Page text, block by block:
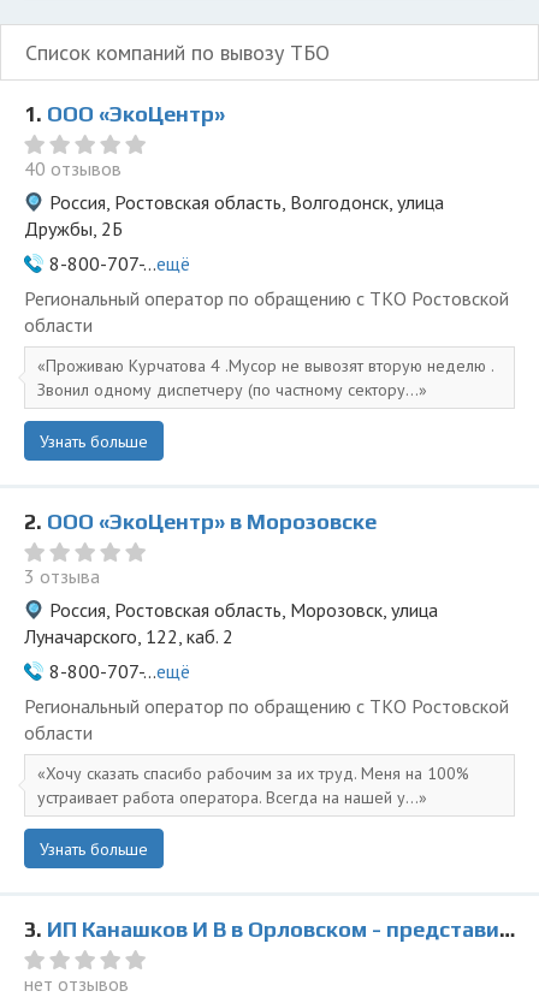
Список компаний по вывозу ТБО
1. ООО «ЭкоЦентр»
40 отзывов
Россия, Ростовская область, Волгодонск, улица
Дружбы, 2Б
8-800-707-...ещё
Региональный оператор по обращению с ТКО Ростовской
области
Проживаю Курчатова 4 .Мусор не вывозят вторую неделю .
Звонил одному диспетчеру (по частному сектору...
Узнать больше
2. ООО «ЭкоЦентр» в Морозовске
3 отзыва
Россия, Ростовская область, Морозовск, улица
Луначарского, 122, каб. 2
8-800-707-...ещё
Региональный оператор по обращению с ТКО Ростовской
области
Хочу сказать спасибо рабочим за их труд. Меня на 100%
устраивает работа оператора. Всегда на нашей у...
Узнать больше
3. ИП Канашков И В в Орловском - представитель ООО Ведущая Утилизирующая Компания
нет отзывов